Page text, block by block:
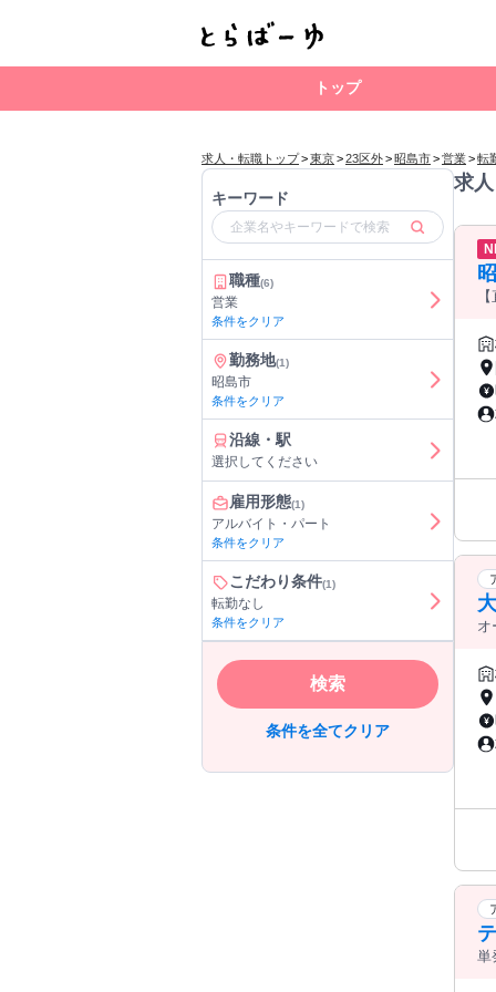
トップ
求人・転職トップ>東京>23区外>昭島市>営業>転
キーワード
職種(6)
営業
条件をクリア
勤務地(1)
昭島市
条件をクリア
沿線・駅
選択してください
雇用形態(1)
アルバイト・パート
条件をクリア
こだわり条件(1)
転勤なし
条件をクリア
検索
条件を全てクリア
求
す
オ
単